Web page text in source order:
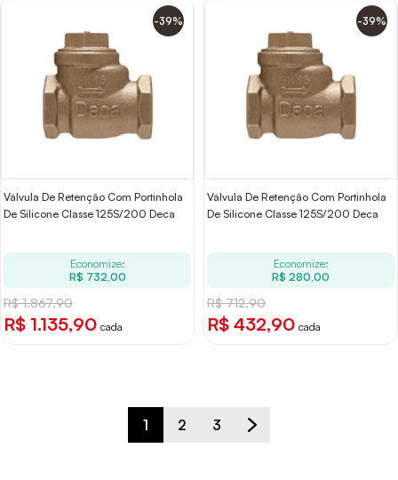
-39%
Válvula De Retenção Com Portinhola
De Silicone Classe 125S/200 Deca
Economize:
R$ 732,00
R$ 1.867,90
R$ 1.135,90 cada
-39%
Válvula De Retenção Com Portinhola
De Silicone Classe 125S/200 Deca
Economize:
R$ 280,00
R$ 712,90
R$ 432,90 cada
1 2 3